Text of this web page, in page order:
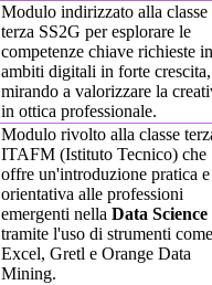
Modulo indirizzato alla classe
terza SS2G per esplorare le
competenze chiave richieste in
ambiti digitali in forte crescita,
mirando a valorizzare la
in ottica professionale.
Modulo rivolto alla classe
ITAFM (Istituto Tecnico) che
offre un'introduzione pratica e
orientativa alle professioni
emergenti nella Data
tramite l'uso di strumenti come
Excel, Gretl e Orange Data
Mining.